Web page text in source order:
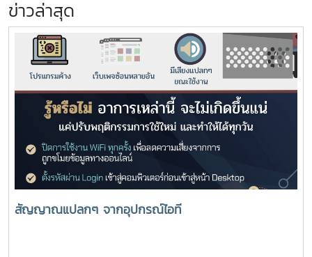
ข่าวล่าสุด
สัญญาณแปลกๆ จากอุปกรณ์ไอที